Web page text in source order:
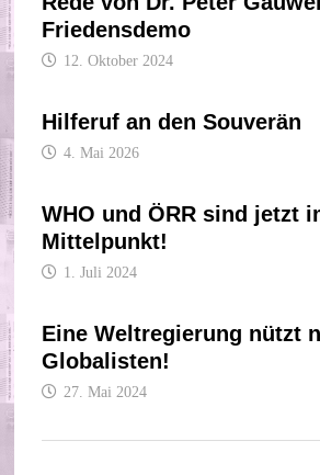
Friedensdemo
12. Oktober 2024
Hilferuf an den Souverän
4. Mai 2026
WHO und ÖRR sind jetzt
Mittelpunkt!
1. Juli 2024
Eine Weltregierung nützt
Globalisten!
27. Mai 2024